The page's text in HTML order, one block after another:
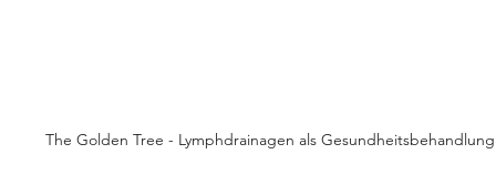
The Golden Tree - Lymphdrainagen als Gesundheitsbehandlung